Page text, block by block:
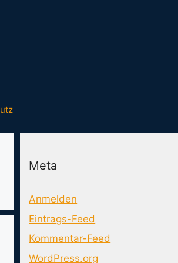
Meta
Anmelden
Eintrags-Feed
Kommentar-Feed
WordPress.org